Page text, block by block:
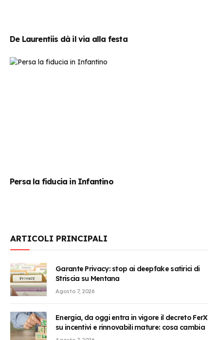
De Laurentiis dà il via alla festa
Persa la fiducia in Infantino
ARTICOLI PRINCIPALI
Garante Privacy: stop ai deepfake satirici di
Striscia su Mentana
Agosto 7, 2026
Energia, da oggi entra in vigore il decreto FerX
su incentivi e rinnovabili mature: cosa cambia